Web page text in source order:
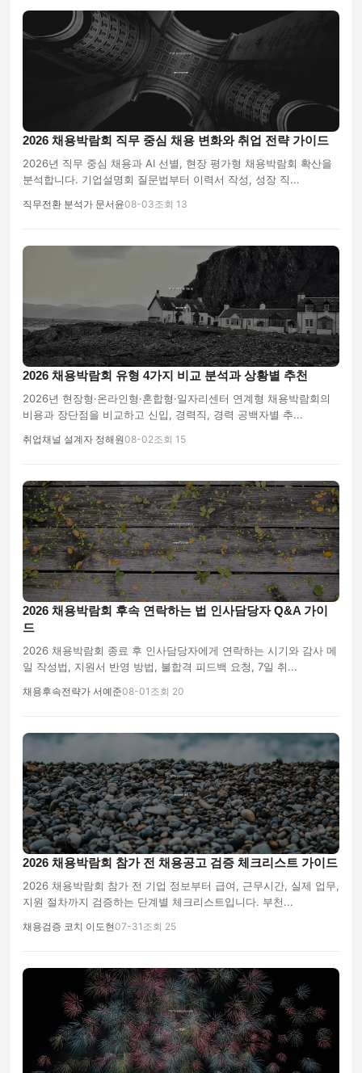
2026 채용박람회 직무 중심 채용 변화와 취업 전략 가이드
2026년 직무 중심 채용과 AI 선별, 현장 평가형 채용박람회 확산을
분석합니다. 기업설명회 질문법부터 이력서 작성, 성장 직...
직무전환 분석가 문서윤08-03조회 13
2026 채용박람회 유형 4가지 비교 분석과 상황별 추천
2026년 현장형·온라인형·혼합형·일자리센터 연계형 채용박람회의
비용과 장단점을 비교하고 신입, 경력직, 경력 공백자별 추...
취업채널 설계자 정해원08-02조회 15
2026 채용박람회 후속 연락하는 법 인사담당자 Q&A 가이
드
2026 채용박람회 종료 후 인사담당자에게 연락하는 시기와 감사 메
일 작성법, 지원서 반영 방법, 불합격 피드백 요청, 7일 취...
채용후속전략가 서예준08-01 조회 20
2026 채용박람회 참가 전 채용공고 검증 체크리스트 가이드
2026 채용박람회 참가 전 기업 정보부터 급여, 근무시간, 실제 업무,
지원 절차까지 검증하는 단계별 체크리스트입니다. 부천...
채용검증 코치 이도현07-31 조회 25